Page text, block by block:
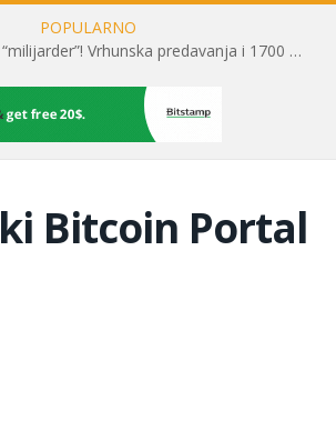
POPULARNO
Toni Milun postao “milijarder”! Vrhunska predavanja i 1700 posjetitelja obilježili su mjesec financijske pismenosti
Bitcoin Portal